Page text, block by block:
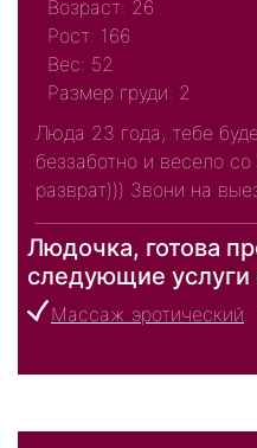
Возраст: 26
Рост: 166
Вес: 52
Размер груди: 2
Люда 23 года, тебе
беззаботно и весело
разврат))) Звони на
Людочка, готова
следующие услуги
Массаж эротический